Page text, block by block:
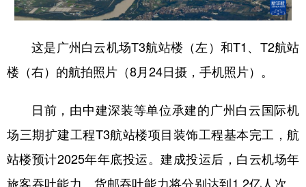
多语种频道
English Español Français
Русский язык 日本語 한국어
这是广州白云机场T3航站楼（左）和T1、T2航站
楼（右）的航拍照片（8月24日摄，手机照片）。
日前，由中建深装等单位承建的广州白云国际机
场三期扩建工程T3航站楼项目装饰工程基本完工，航
站楼预计2025年年底投运。建成投运后，白云机场年
旅客吞吐能力、货邮吞吐能力将分别达到1.2亿人次、